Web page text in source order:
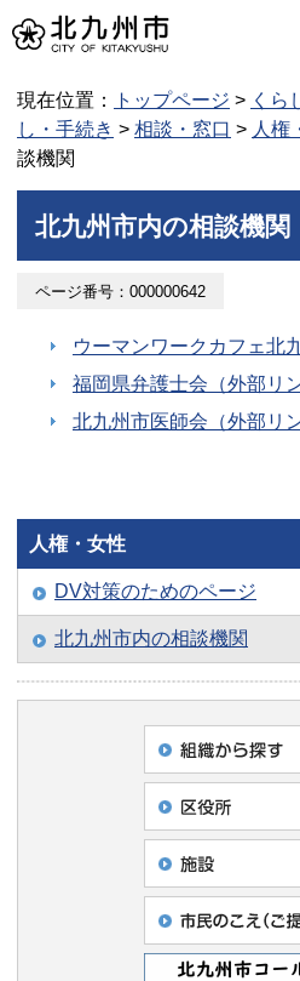
現在位置： トップページ > くら
し・手続き > 相談・窓口 > 人権
談機関
北九州市内の相談機関
ページ番号：000000642
ウーマンワークカフェ北
福岡県弁護士会（外部リン
北九州市医師会（外部リン
人権・女性
DV対策のためのページ
北九州市内の相談機関